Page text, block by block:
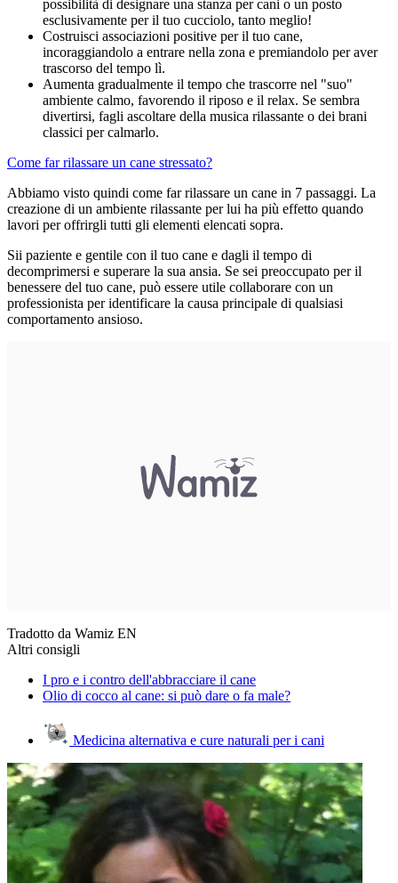
possibilità di designare una stanza per cani o un posto
esclusivamente per il tuo cucciolo, tanto meglio!
Costruisci associazioni positive per il tuo cane,
incoraggiandolo a entrare nella zona e premiandolo per aver
trascorso del tempo lì.
Aumenta gradualmente il tempo che trascorre nel "suo"
ambiente calmo, favorendo il riposo e il relax. Se sembra
divertirsi, fagli ascoltare della musica rilassante o dei brani
classici per calmarlo.
Come far rilassare un cane stressato?
Abbiamo visto quindi come far rilassare un cane in 7 passaggi. La
creazione di un ambiente rilassante per lui ha più effetto quando
lavori per offrirgli tutti gli elementi elencati sopra.
Sii paziente e gentile con il tuo cane e dagli il tempo di
decomprimersi e superare la sua ansia. Se sei preoccupato per il
benessere del tuo cane, può essere utile collaborare con un
professionista per identificare la causa principale di qualsiasi
comportamento ansioso.
Tradotto da Wamiz EN
Altri consigli
I pro e i contro dell'abbracciare il cane
Olio di cocco al cane: si può dare o fa male?
Medicina alternativa e cure naturali per i cani